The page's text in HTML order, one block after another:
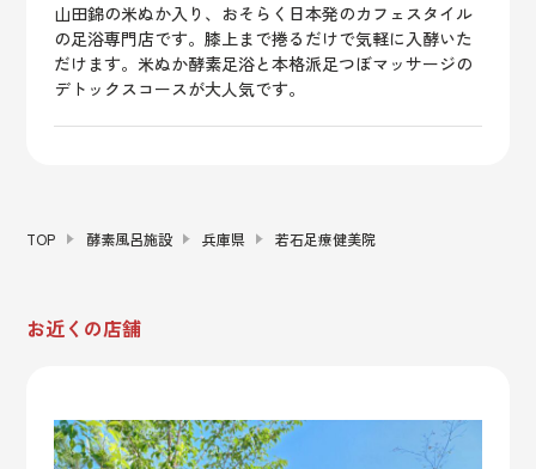
山田錦の米ぬか入り、おそらく日本発のカフェスタイル
の足浴専門店です。膝上まで捲るだけで気軽に入酵いた
だけます。米ぬか酵素足浴と本格派足つぼマッサージの
デトックスコースが大人気です。
TOP 酵素風呂施設 兵庫県 若石足療健美院
お近くの店舗